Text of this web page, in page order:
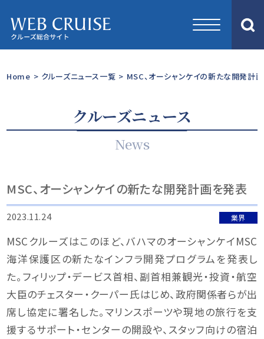
Home > クルーズニュース一覧 > MSC、オーシャンケイの新たな開発計
クルーズニュース
News
MSC、オーシャンケイの新たな開発計画を発表
2023.11.24 業界
MSCクルーズはこのほど、バハマのオーシャンケイMSC
海洋保護区の新たなインフラ開発プログラムを発表し
た。フィリップ・デービス首相、副首相兼観光・投資・航空
大臣のチェスター・クーパー氏はじめ、政府関係者らが出
席し協定に署名した。マリンスポーツや現地の旅行を支
援するサポート・センターの開設や、スタッフ向けの宿泊